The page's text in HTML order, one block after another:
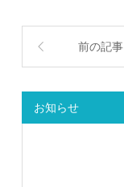
前の記事
お知らせ